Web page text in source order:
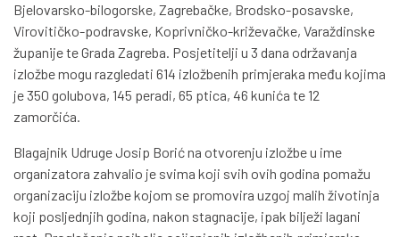
Bjelovarsko-bilogorske, Zagrebačke, Brodsko-posavske,
Virovitičko-podravske, Koprivničko-križevačke, Varaždinske
županije te Grada Zagreba. Posjetitelji u 3 dana održavanja
izložbe mogu razgledati 614 izložbenih primjeraka među kojima
je 350 golubova, 145 peradi, 65 ptica, 46 kunića te 12
zamorčića.
Blagajnik Udruge Josip Borić na otvorenju izložbe u ime
organizatora zahvalio je svima koji svih ovih godina pomažu
organizaciju izložbe kojom se promovira uzgoj malih životinja
koji posljednjih godina, nakon stagnacije, ipak bilježi lagani